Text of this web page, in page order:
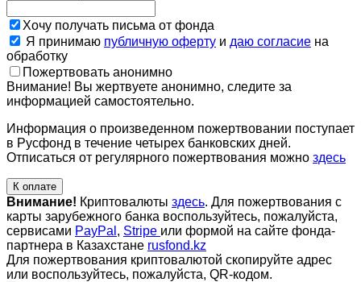
Хочу получать письма от фонда
Я принимаю публичную оферту и даю согласие на
обработку
Пожертвовать анонимно
Внимание! Вы жертвуете анонимно, следите за
информацией самостоятельно.
Информация о произведенном пожертвовании поступает
в Русфонд в течение четырех банковских дней.
Отписаться от регулярного пожертвования можно здесь
К оплате
Внимание! Криптовалюты здесь. Для пожертвования с
карты зарубежного банка воспользуйтесь, пожалуйста,
сервисами PayPal , Stripe или формой на сайте фонда-
партнера в Казахстане rusfond.kz
Для пожертвования криптовалютой скопируйте адрес
или воспользуйтесь, пожалуйста, QR-кодом.